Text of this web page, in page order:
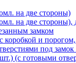
на две стороны)
на две стороны),
замком
и порогом,
под
(с готовыми